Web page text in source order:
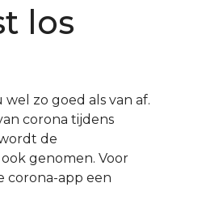
los
zo goed als van af.
corona tijdens
de
genomen. Voor
corona-app een